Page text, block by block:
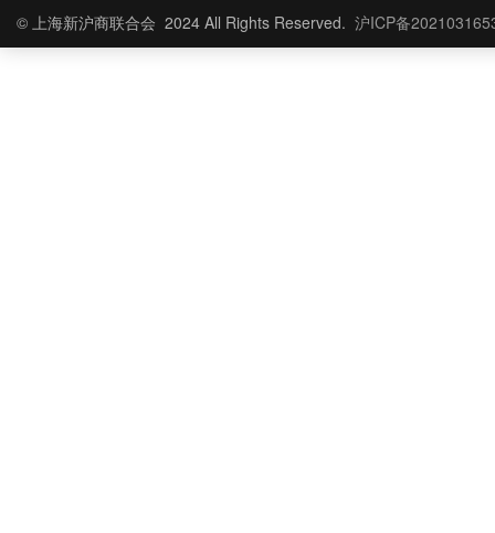
© 上海新沪商联合会 2024 All Rights Reserved. 沪ICP备